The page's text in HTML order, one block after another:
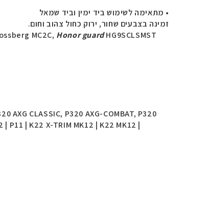
• מתאימה לשימוש ביד ימין וביד שמאל
זמינה בצבעים שחור, ירוק כחול צהוב וחום.
MC2C, Honor guardHG9SCLSMST
CLASSIC, P320 AXG-COMBAT, P320
| P11 | K22 X-TRIM MK12 | K22 MK12 |